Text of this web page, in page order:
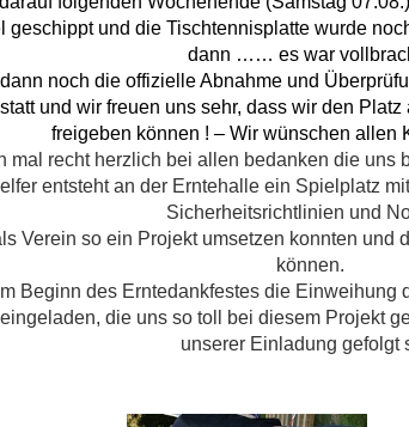
und die Tischtennisplatte wurde
dann …… es war
noch die offizielle Abnahme und
und wir freuen uns sehr, dass wir den
freigeben können ! – Wir wünschen allen
mal recht herzlich bei allen bedanken die uns
entsteht an der Erntehalle ein Spielplatz
Sicherheitsrichtlinien und
Verein so ein Projekt umsetzen konnten
können.
Beginn des Erntedankfestes die
die uns so toll bei diesem Projekt
unserer Einladung gefolgt